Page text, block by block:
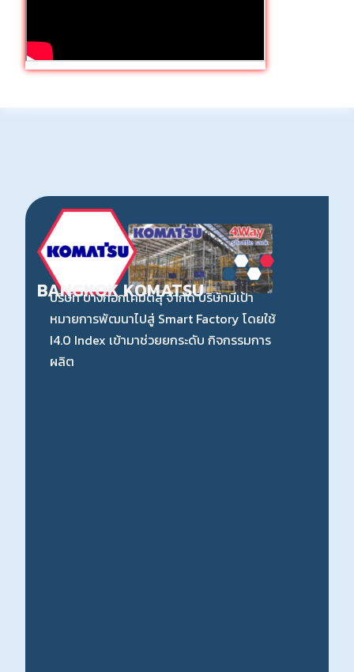
THAI SUMMIT PK GROUP
บริษัท ไทยซัมมิท พีเค คอร์ปอเรชั่น จํากัด ก่อ
ตั้งขึ้นในปี 2532 ผ่านการร่วมทุนระหว่าง
บริษัท ไทยซัมมิท ออโต้พาร์ท อินดัสตรี จำกัด
(ประเทศไทย) และ บริษัท เพรส โกเกียว จำกัด